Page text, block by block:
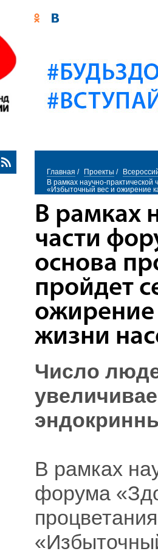
Главная / Проекты /
В рамках научно-
«Избыточный вес и ожирение
В рамках
части
основа
пройдет
ожирение
жизни
Число
В рамках
форума